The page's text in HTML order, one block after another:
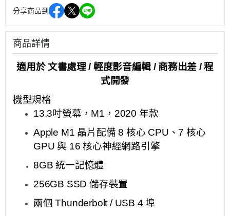
分享商品到
商品詳情
適用於 文書處理/ 輕度影音編輯 / 商務出差 /程
式開發
機型規格
13.3吋螢幕， M1 ， 2020 年款
Apple M1 晶片配備 8 核心 CPU 、 7核心
GPU與 16核心神經網路引擎
8GB統一記憶體
256GB SSD儲存裝置
兩個 Thunderbolt / USB 4埠